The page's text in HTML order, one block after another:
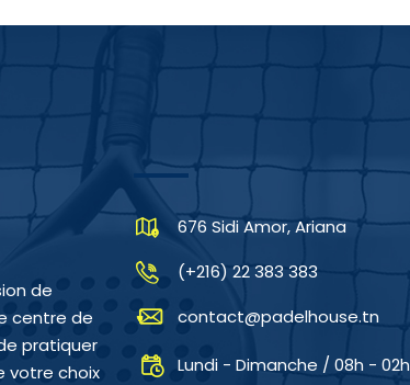
de
centre de
pratiquer
votre choix
676 Sidi Amor, Ariana
(+216) 22 383 383
contact@padelhouse.tn
Lundi - Dimanche / 08h - 02h